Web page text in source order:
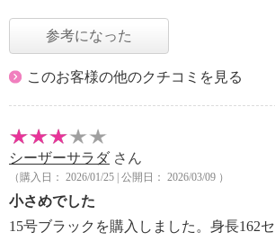
参考になった
このお客様の他のクチコミを見る
シーザーサラダさん
（購入日： 2026/01/25 | 公開日： 2026/03/09 ）
小さめでした
15号ブラックを購入しました。身長162